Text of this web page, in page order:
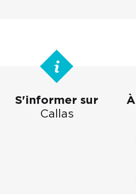
S'informer sur
Callas